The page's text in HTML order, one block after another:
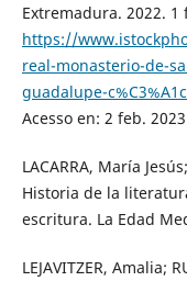
Extremadura. 2022.
https://
real-monasterio-de-
guadalupe-
Acesso en: 2 feb.
LACARRA, María
Historia de la
escritura. La Edad
LEJAVITZER, Amalia;